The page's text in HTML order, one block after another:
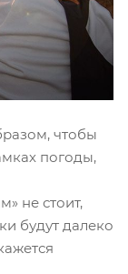
чтобы
погоды,
не стоит,
будут далеко